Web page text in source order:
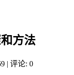
方法
| 评论: 0